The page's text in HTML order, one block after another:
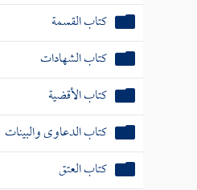
كتاب القسمة
كتاب الشهادات
كتاب الأقضية
كتاب الدعاوى والبينات
كتاب العتق